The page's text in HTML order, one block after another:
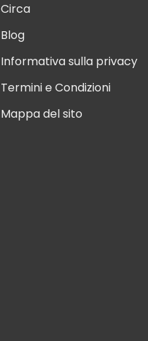
Circa
Blog
Informativa sulla privacy
Termini e Condizioni
Mappa del sito